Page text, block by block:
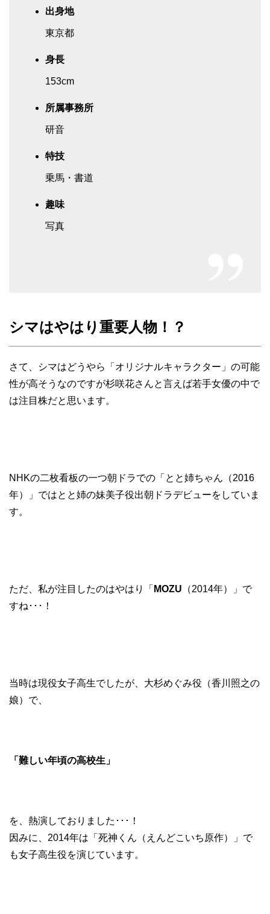
出身地
東京都
身長
153cm
所属事務所
研音
特技
乗馬・書道
趣味
写真
シマはやはり重要人物！？
さて、シマはどうやら「オリジナルキャラクター」の可能
性が高そうなのですが杉咲花さんと言えば若手女優の中で
は注目株だと思います。
NHKの二枚看板の一つ朝ドラでの「とと姉ちゃん（2016
年）」ではとと姉の妹美子役出朝ドラデビューをしていま
す。
ただ、私が注目したのはやはり「 MOZU （2014年）」で
すね･･･！
当時は現役女子高生でしたが、大杉めぐみ役（香川照之の
娘）で、
「難しい年頃の高校生」
を、熱演しておりました･･･！
因みに、2014年は「死神くん（えんどこいち原作）」で
も女子高生役を演じています。